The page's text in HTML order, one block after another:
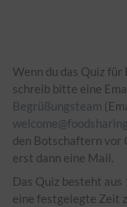
Wenn du das Quiz
schreib bitte eine
Begrüßungsteam
den Botschaftern vor
erst dann eine Mail.
Das Quiz besteht aus
eine festgelegte Zeit